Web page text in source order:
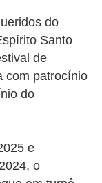
do
Santo
de
com patrocínio
do
e
o